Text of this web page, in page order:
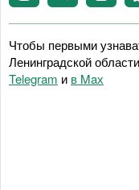
Чтобы первыми
Ленинградской
Telegram и в Maх